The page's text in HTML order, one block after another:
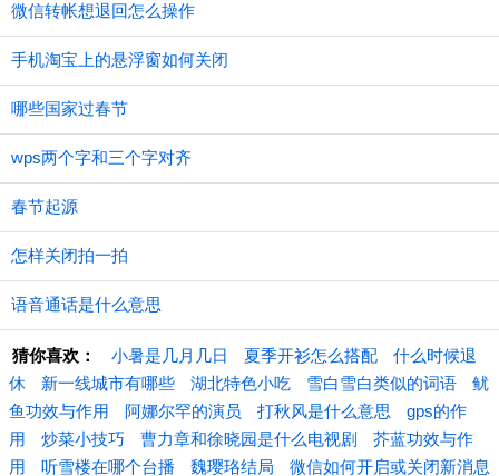
微信转帐想退回怎么操作
手机淘宝上的悬浮窗如何关闭
哪些国家过春节
wps两个字和三个字对齐
春节起源
怎样关闭拍一拍
语音通话是什么意思
猜你喜欢： 小暑是几月几日 夏季开衫怎么搭配
什么时候退
休
新一线城市有哪些 湖北特色小吃 雪白雪白类似的词语
鱿
鱼功效与作用
阿娜尔罕的演员 打秋风是什么意思
gps的作
用
炒菜小技巧 曹力章和徐晓园是什么电视剧
芥蓝功效与作
用
听雪楼在哪个台播 魏璎珞结局 微信如何开启或关闭新消息